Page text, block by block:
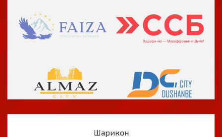
Шарикон